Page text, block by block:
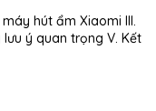
hút ẩm Xiaomi III.
ý quan trọng V. Kết